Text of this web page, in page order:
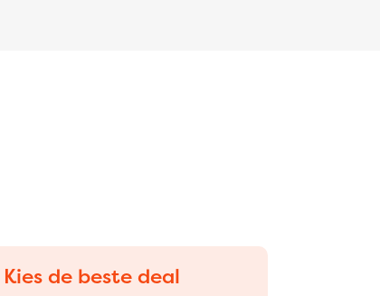
Kies de beste deal